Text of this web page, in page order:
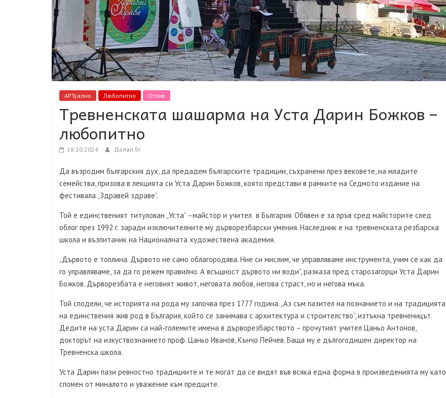
АРТуално Любопитно Отзив
Тревненската шашарма на Уста Дарин Божков –
любопитно
18.10.2024 Долап.бг
Да възродим българския дух, да предадем българските традиции, съхранени през вековете, на младите
семейства, призова в лекцията си Уста Дарин Божков, която представи в рамките на Седмото издание на
фестивала „Здравей здраве”.
Той е единственият титулован „Уста” –майстор и учител в България. Обявен е за пръв сред майсторите след
облог през 1992 г. заради изключителните му дърворезбарски умения. Наследник е на тревненската резбарска
школа и възпитаник на Националната художествена академия.
„Дървото е топлина. Дървото не само облагородява. Ние си мислим, че управляваме инструмента, учим се как да
го управляваме, за да го режем правилно. А всъщност дървото ни води”, разказа пред старозагорци Уста Дарин
Божков. Дърворезбата е неговият живот, неговата любов, негова страст, но и негова мъка.
Той сподели, че историята на рода му започва през 1777 година. „Аз съм пазител на познанието и на традицията
на единствения жив род в България, който се занимава с архитектура и строителство”, изтъкна тревненицът.
Дедите на уста Дарин са най-големите имена в дърворезбарството – прочутият учител Цаньо Антонов,
докторът на изкуствознанието проф. Цаньо Иванов, Кънчо Пейчев. Баща му е дългогодишен директор на
Тревненска школа.
Уста Дарин пази ревностно традициите и те могат да се видят във всяка една форма в произведенията му като
спомен от миналото и уважение към предците.